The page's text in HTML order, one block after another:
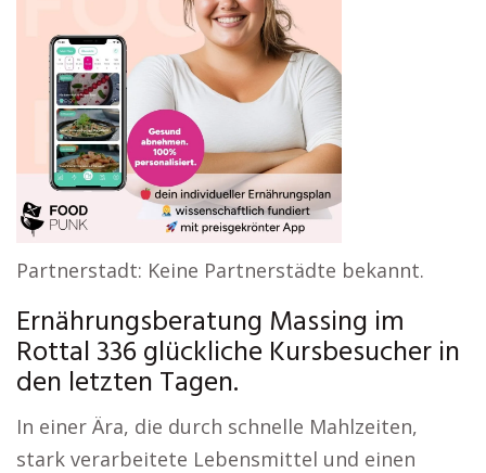
Partnerstadt: Keine Partnerstädte bekannt.
Ernährungsberatung Massing im
Rottal 336 glückliche Kursbesucher in
den letzten Tagen.
In einer Ära, die durch schnelle Mahlzeiten,
stark verarbeitete Lebensmittel und einen